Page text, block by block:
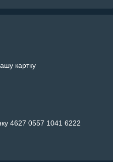
картку
4627 0557 1041 6222